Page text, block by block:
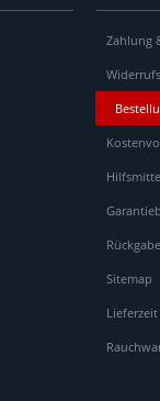
Zahlung
Sitemap
Lieferzeit